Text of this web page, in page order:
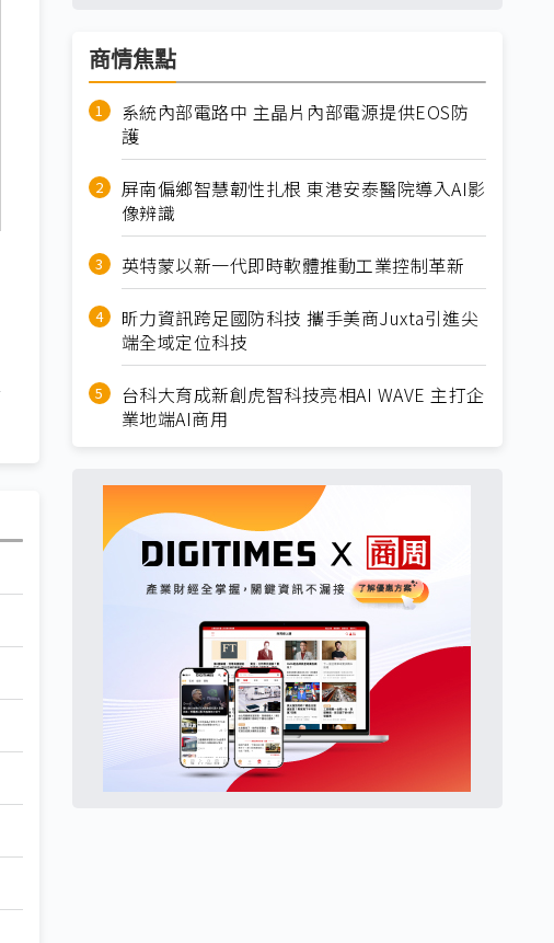
商情焦點
系統內部電路中 主晶片內部電源提供EOS防
護
屏南偏鄉智慧韌性扎根 東港安泰醫院導入AI影
像辨識
英特蒙以新一代即時軟體推動工業控制革新
昕力資訊跨足國防科技 攜手美商Juxta引進尖
端全域定位科技
台科大育成新創虎智科技亮相AI WAVE 主打企
業地端AI商用